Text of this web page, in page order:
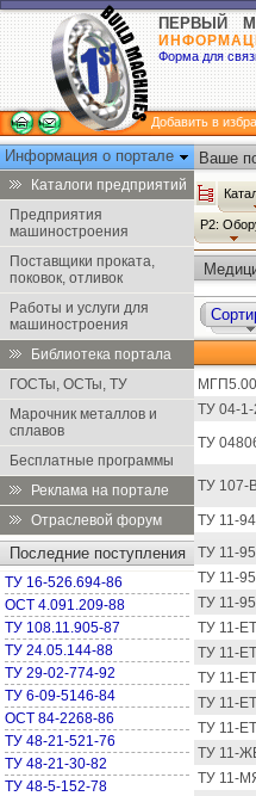
ПЕРВЫЙ
Форма для
Добавить в
Информация о портале
Каталоги предприятий
Предприятия
машиностроения
Поставщики проката,
поковок, отливок
Работы и услуги для
машиностроения
Библиотека портала
ГОСТы, ОСТы, ТУ
Марочник металлов и
сплавов
Бесплатные программы
Реклама на портале
Отраслевой форум
Последние поступления
ТУ 16-526.694-86
ОСТ 4.091.209-88
ТУ 108.11.905-87
ТУ 24.05.144-88
ТУ 29-02-774-92
ТУ 6-09-5146-84
ОСТ 84-2268-86
ТУ 48-21-521-76
ТУ 48-21-30-82
ТУ 48-5-152-78
Ваше
Р2:
ТУ 04-
ТУ
ТУ 107-
ТУ 11-
ТУ 11-
ТУ 11-
ТУ 11-
ТУ 11-
ТУ 11-
ТУ 11-
ТУ 11-
ТУ 11-
ТУ 11-
ТУ 11-